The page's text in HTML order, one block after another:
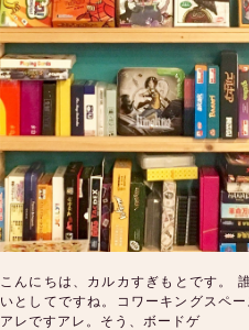
こんにちは、カルカすぎもとです。
いとしてですね。コワーキングスペ
アレですアレ。そう、ボードゲ